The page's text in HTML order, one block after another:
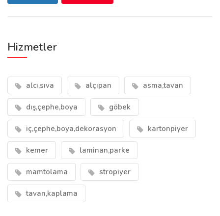
Hizmetler
alcı,sıva alçıpan asma,tavan
dış,çephe,boya göbek
iç,çephe,boya,dekorasyon kartonpiyer
kemer laminan,parke
mamtolama stropiyer
tavan,kaplama